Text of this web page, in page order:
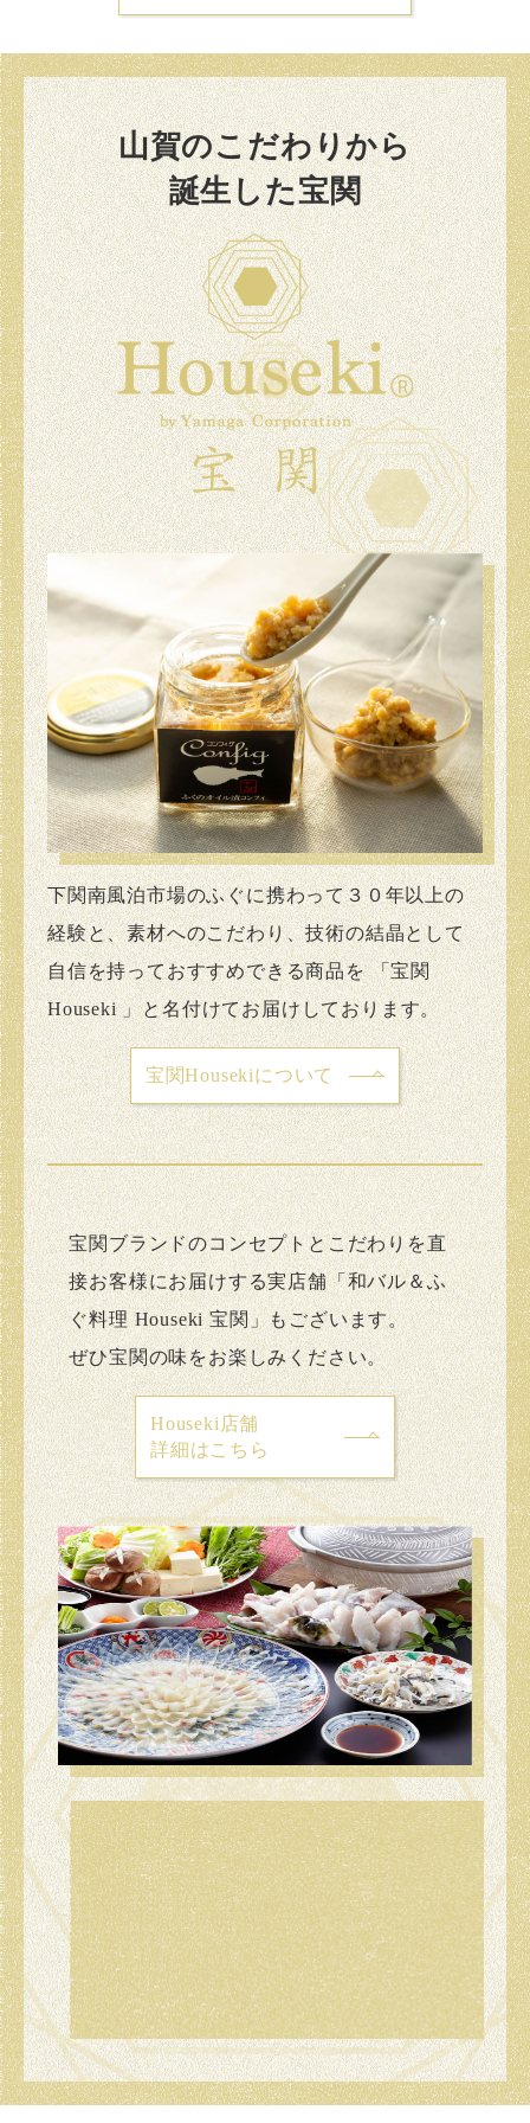
山賀のこだわりから
誕生した宝関
下関南風泊市場のふぐに携わって３０年以上の
経験と、素材へのこだわり、技術の結晶として
自信を持っておすすめできる商品を 「宝関
Houseki」と名付けてお届けしております。
宝関Housekiについて
宝関ブランドのコンセプトとこだわりを直
接お客様にお届けする実店舗「和バル＆ふ
ぐ料理Houseki宝関」もございます。
ぜひ宝関の味をお楽しみください。
Houseki店舗
詳細はこちら